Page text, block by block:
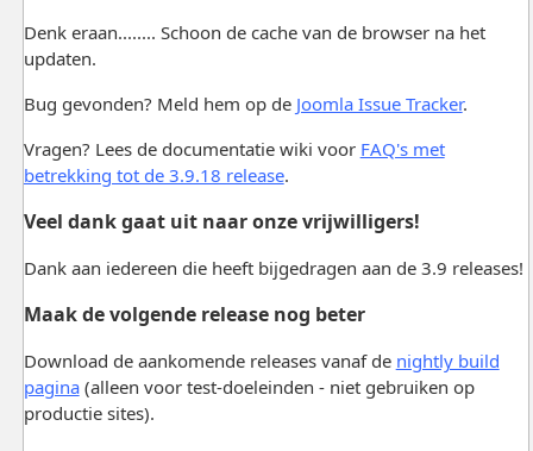
Denk eraan........ Schoon de cache van de browser na het
updaten.
Bug gevonden? Meld hem op de Joomla Issue Tracker.
Vragen? Lees de documentatie wiki voor FAQ's met
betrekking tot de 3.9.18 release.
Veel dank gaat uit naar onze vrijwilligers!
Dank aan iedereen die heeft bijgedragen aan de 3.9 releases!
Maak de volgende release nog beter
Download de aankomende releases vanaf de nightly build
pagina(alleen voor test-doeleinden - niet gebruiken op
productie sites).